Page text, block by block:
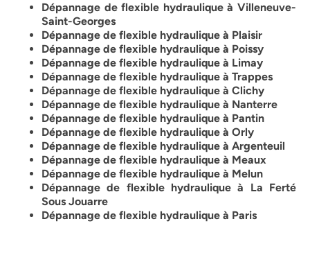
Dépannage de flexible hydraulique à Villeneuve-
Saint-Georges
Dépannage de flexible hydraulique à Plaisir
Dépannage de flexible hydraulique à Poissy
Dépannage de flexible hydraulique à Limay
Dépannage de flexible hydraulique à Trappes
Dépannage de flexible hydraulique à Clichy
Dépannage de flexible hydraulique à Nanterre
Dépannage de flexible hydraulique à Pantin
Dépannage de flexible hydraulique à Orly
Dépannage de flexible hydraulique à Argenteuil
Dépannage de flexible hydraulique à Meaux
Dépannage de flexible hydraulique à Melun
Dépannage de flexible hydraulique à La Ferté
Sous Jouarre
Dépannage de flexible hydraulique à Paris